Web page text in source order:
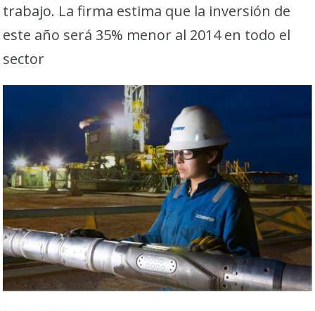
trabajo. La firma estima que la inversión de
este año será 35% menor al 2014 en todo el
sector